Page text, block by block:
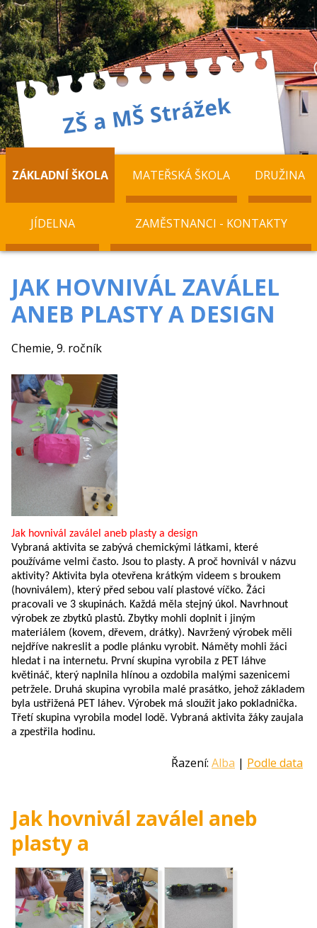
ZÁKLADNÍ ŠKOLA MATEŘSKÁ ŠKOLA DRUŽINA
JÍDELNA ZAMĚSTNANCI - KONTAKTY
JAK HOVNIVÁL ZAVÁLEL
ANEB PLASTY A DESIGN
Chemie, 9. ročník
Jak hovnivál zaválel aneb plasty a design
Vybraná aktivita se zabývá chemickými látkami, které
používáme velmi často. Jsou to plasty. A proč hovnivál v názvu
(hovniválem), který před sebou valí plastové víčko. Žáci
pracovali ve 3 skupinách. Každá měla stejný úkol. Navrhnout
výrobek ze zbytků plastů. Zbytky mohli doplnit i jiným
materiálem (kovem, dřevem, drátky). Navržený výrobek měli
nejdříve nakreslit a podle plánku vyrobit. Náměty mohli žáci
hledat i na internetu. První skupina vyrobila z PET l áhve
květináč, který naplnila hlínou a ozdobila malými sazenicemi
petržele. Druhá skupina vyrobila malé prasátko, jehož základem
byla ustřižená PET l áhev. Výrobek má sloužit jako pokladnička.
Třetí skupina vyrobila model lodě. Vybraná aktivita žáky zaujala
a zpestřila hodinu.
Řazení: Alba | Podle data
Jak hovnivál zaválel aneb
plasty a